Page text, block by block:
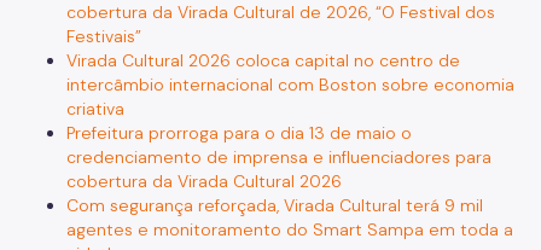
cobertura da Virada Cultural de 2026, “O Festival dos
Festivais”
Virada Cultural 2026 coloca capital no centro de
intercâmbio internacional com Boston sobre economia
criativa
Prefeitura prorroga para o dia 13 de maio o
credenciamento de imprensa e influenciadores para
cobertura da Virada Cultural 2026
Com segurança reforçada, Virada Cultural terá 9 mil
agentes e monitoramento do Smart Sampa em toda a